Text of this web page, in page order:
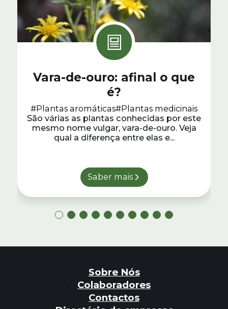
Vara-de-ouro: afinal o que
é?
#Plantas aromáticas#Plantas medicinais
São várias as plantas conhecidas por este
mesmo nome vulgar, vara-de-ouro. Veja
qual a diferença entre elas e...
Saber mais
Sobre Nós
Colaboradores
Contactos